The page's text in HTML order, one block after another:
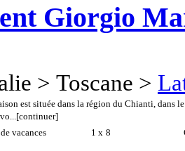
Giorgio
> Toscane >
est située dans la région du Chianti, dans
[continuer]
vacances
1 x 8